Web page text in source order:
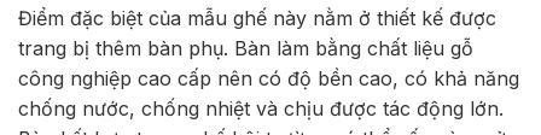
Điểm đặc biệt của mẫu ghế này nằm ở thiết kế được
trang bị thêm bàn phụ. Bàn làm bằng chất liệu gỗ
công nghiệp cao cấp nên có độ bền cao, có khả năng
chống nước, chống nhiệt và chịu được tác động lớn.